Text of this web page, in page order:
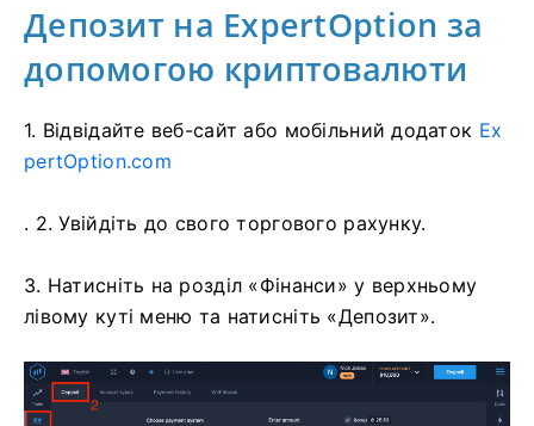
Депозит на ExpertOption за
допомогою криптовалюти
1. Відвідайте веб-сайт або мобільний додаток Ex
pertOption.com
. 2. Увійдіть до свого торгового рахунку.
3. Натисніть на розділ «Фінанси» у верхньому
лівому куті меню та натисніть «Депозит».